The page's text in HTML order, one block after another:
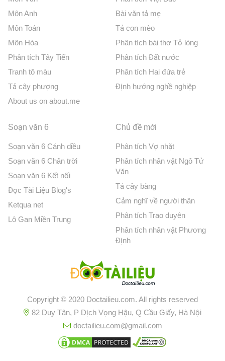
Môn Anh
Môn Toán
Môn Hóa
Phân tích Tây Tiến
Tranh tô màu
Tả cây phượng
About us on about.me
Bài văn tả mẹ
Tả con mèo
Phân tích bài thơ Tỏ lòng
Phân tích Đất nước
Phân tích Hai đứa trẻ
Định hướng nghề nghiệp
Soạn văn 6
Soạn văn 6 Cánh diều
Soạn văn 6 Chân trời
Soạn văn 6 Kết nối
Đọc Tài Liệu Blog's
Ketqua net
Lô Gan Miền Trung
Chủ đề mới
Phân tích Vợ nhặt
Phân tích nhân vật Ngô Tử
Văn
Tả cây bàng
Cảm nghĩ về người thân
Phân tích Trao duyên
Phân tích nhân vật Phương
Định
Copyright © 2020 Doctailieu.com. All rights reserved
82 Duy Tân, P Dịch Vọng Hậu, Q Cầu Giấy, Hà Nội
doctailieu.com@gmail.com